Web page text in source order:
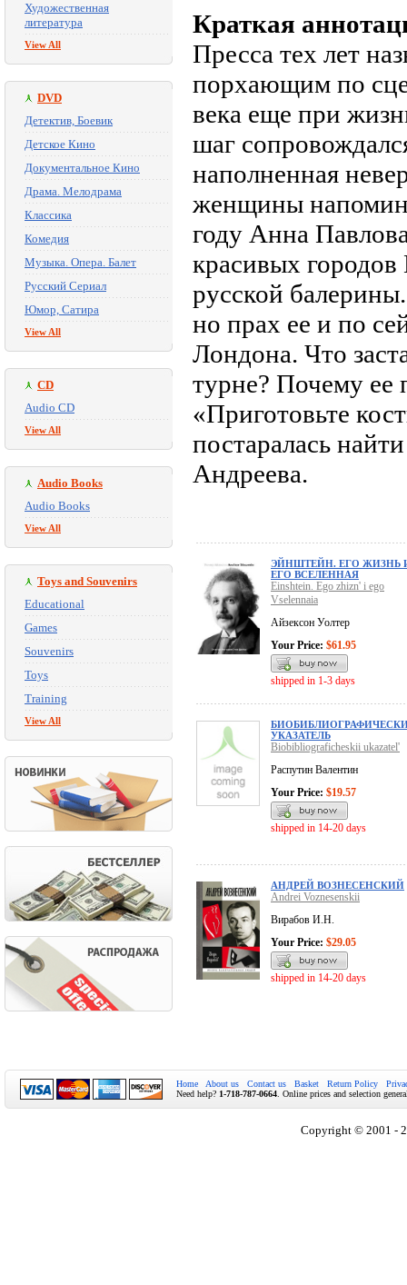
Художественная
литература
View All
DVD
Детектив, Боевик
Детское Кино
Документальное Кино
Драма. Мелодрама
Классика
Комедия
Музыка. Опера. Балет
Русский Сериал
Юмор, Сатира
View All
CD
Audio CD
View All
Audio Books
Audio Books
View All
Toys and Souvenirs
Educational
Games
Souvenirs
Toys
Training
View All
Краткая
Пресса тех лет
порхающим по
века еще при
шаг
наполненная
женщины
году Анна
красивых
русской
но прах ее и по
Лондона. Что
турне? Почему ее
«Приготовьте
постаралась
Андреева.
ЭЙНШТЕЙН. ЕГО ЖИЗНЬ
ЕГО ВСЕЛЕННАЯ
Einshtein. Ego zhizn' i ego
Vselennaia
Айзексон Уолтер
Your Price: $61.95
shipped in 1-3 days
УКАЗАТЕЛЬ
Biobibliograficheskii ukazatel'
Распутин Валентин
Your Price: $19.57
shipped in 14-20 days
АНДРЕЙ ВОЗНЕСЕНСКИЙ
Andrei Voznesenskii
Вирабов И.Н.
Your Price: $29.05
shipped in 14-20 days
Home About us Contact us Basket Return Policy
Need help? 1-718-787-0664 . Online prices and selection
Copyright © 2001 -